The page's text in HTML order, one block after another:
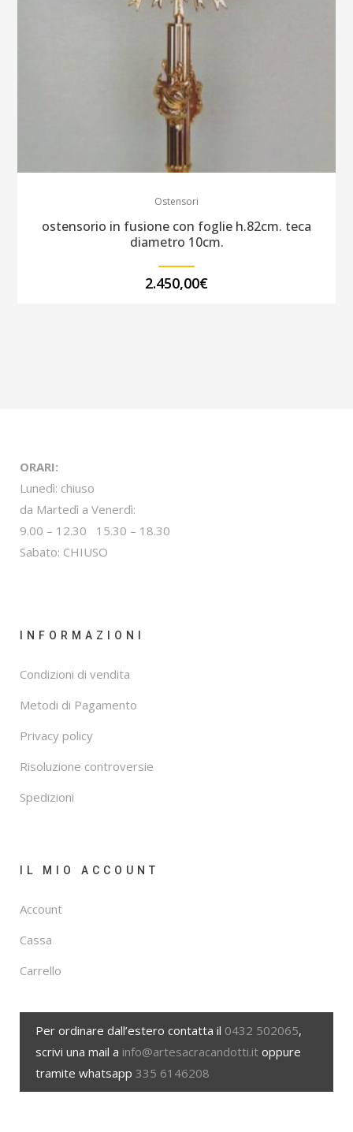
Ostensori
ostensorio in fusione con foglie h.82cm. teca
diametro 10cm.
2.450,00€
ORARI:
Lunedì: chiuso
da Martedì a Venerdì:
9.00 – 12.30 15.30 – 18.30
Sabato: CHIUSO
INFORMAZIONI
Condizioni di vendita
Metodi di Pagamento
Privacy policy
Risoluzione controversie
Spedizioni
IL MIO ACCOUNT
Account
Cassa
Carrello
Per ordinare dall’estero contatta il 0432 502065,
scrivi una mail a info@artesacracandotti.it oppure
tramite whatsapp 335 6146208